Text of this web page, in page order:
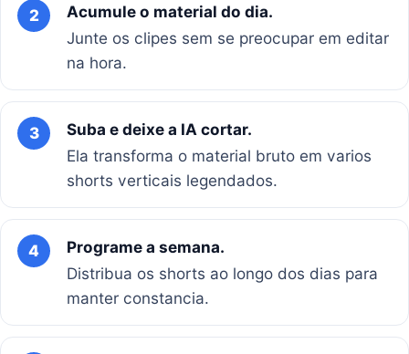
2
Acumule o material do dia.
Junte os clipes sem se preocupar em editar
na hora.
3
Suba e deixe a IA cortar.
Ela transforma o material bruto em varios
shorts verticais legendados.
4
Programe a semana.
Distribua os shorts ao longo dos dias para
manter constancia.